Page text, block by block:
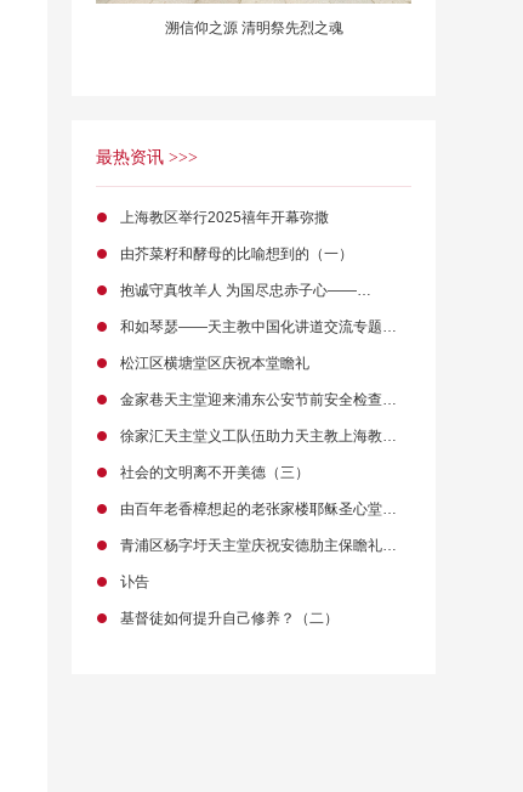
溯信仰之源 清明祭先烈之魂
最热资讯 >>>
上海教区举行2025禧年开幕弥撒
由芥菜籽和酵母的比喻想到的（一）
抱诚守真牧羊人 为国尽忠赤子心——…
和如琴瑟——天主教中国化讲道交流专题…
松江区横塘堂区庆祝本堂瞻礼
金家巷天主堂迎来浦东公安节前安全检查…
徐家汇天主堂义工队伍助力天主教上海教…
社会的文明离不开美德（三）
由百年老香樟想起的老张家楼耶稣圣心堂…
青浦区杨字圩天主堂庆祝安德肋主保瞻礼…
讣告
基督徒如何提升自己修养？（二）